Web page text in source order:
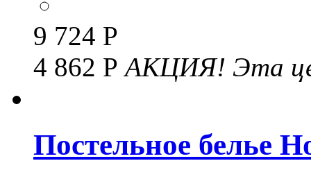
9 724 Р
4 862 РАКЦИЯ! Эта
Постельное белье